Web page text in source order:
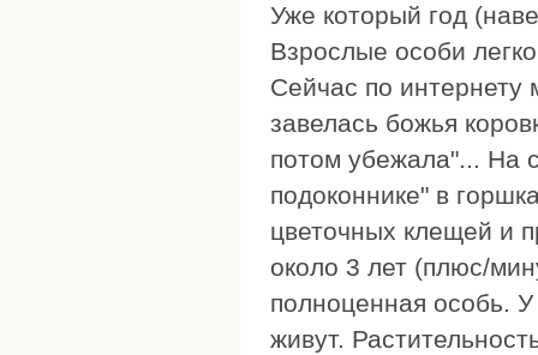
Уже который год
Взрослые особи
Сейчас по
завелась божья
потом убежала"... На
подоконнике" в
цветочных клещей и
около 3 лет (плюс/
полноценная особь.
живут.